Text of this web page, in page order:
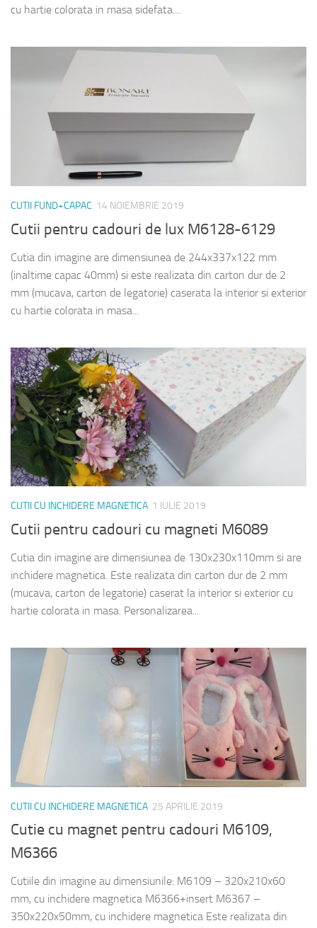
cu hartie colorata in masa sidefata....
CUTII FUND+CAPAC 14 NOIEMBRIE 2019
Cutii pentru cadouri de lux M6128-6129
Cutia din imagine are dimensiunea de 244x337x122 mm
(inaltime capac 40mm) si este realizata din carton dur de 2
mm (mucava, carton de legatorie) caserata la interior si exterior
cu hartie colorata in masa...
CUTII CU INCHIDERE MAGNETICA 1 IULIE 2019
Cutii pentru cadouri cu magneti M6089
Cutia din imagine are dimensiunea de 130x230x110mm si are
inchidere magnetica. Este realizata din carton dur de 2 mm
(mucava, carton de legatorie) caserat la interior si exterior cu
hartie colorata in masa. Personalizarea...
CUTII CU INCHIDERE MAGNETICA 25 APRILIE 2019
Cutie cu magnet pentru cadouri M6109,
M6366
Cutiile din imagine au dimensiunile: M6109 – 320x210x60
mm, cu inchidere magnetica M6366+insert M6367 –
350x220x50mm, cu inchidere magnetica Este realizata din